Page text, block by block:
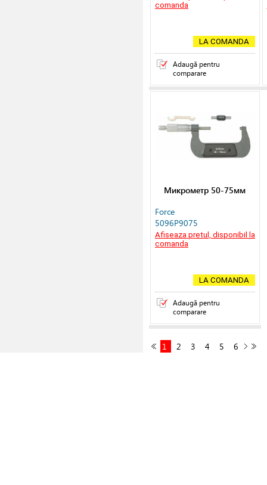
comanda
LA COMANDA
Adaugă pentru
comparare
Микрометр 50-75мм
Force
5096P9075
Afiseaza pretul, disponibil la
comanda
LA COMANDA
Adaugă pentru
comparare
1 2 3 4 5 6